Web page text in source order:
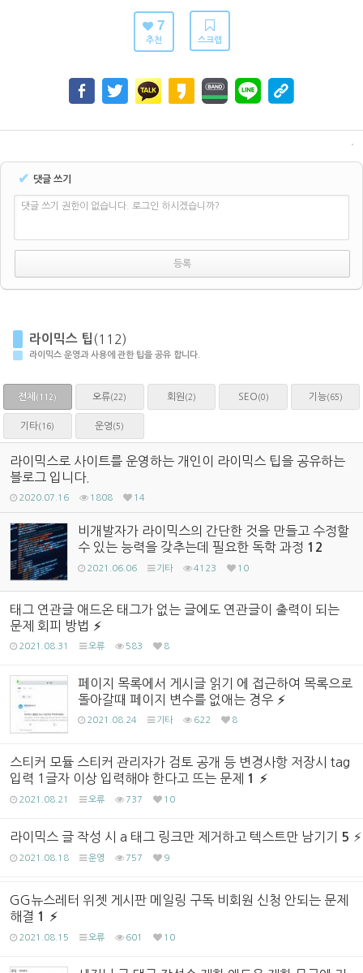
7
추천 스크랩
✔ 댓글 쓰기
댓글 쓰기 권한이 없습니다. 로그인 하시겠습니까?
라이믹스 팁 (112)
라이믹스 운영과 사용에 관한 팁을 공유 합니다.
전체 (112) 오류(22) 회원 (2) SEO (0) 기능(65)
기타(16) 운영 (5)
라이믹스로 사이트를 운영하는 개인이 라이믹스 팁을 공유하는
블로그 입니다.
2020.07.16 1808 14
비개발자가 라이믹스의 간단한 것을 만들고 수정할
수 있는 능력을 갖추는데 필요한 독학 과정 12
2021.06.06 기타 4123 10
태그 연관글 애드온 태그가 없는 글에도 연관글이 출력이 되는
문제 회피 방법
2021.08.31 오류 583 8
페이지 목록에서 게시글 읽기 에 접근하여 목록으로
돌아갈때 페이지 변수를 없애는 경우
2021.08.24 기타 622 8
스티커 모듈 스티커 관리자가 검토 공개 등 변경사항 저장시 tag
입력 1글자 이상 입력해야 한다고 뜨는 문제 1
2021.08.21 오류 737 10
라이믹스 글 작성 시 a 태그 링크만 제거하고 텍스트만 남기기 5
2021.08.18 운영 757 9
GG뉴스레터 위젯 게시판 메일링 구독 비회원 신청 안되는 문제
해결 1
2021.08.15 오류 601 10